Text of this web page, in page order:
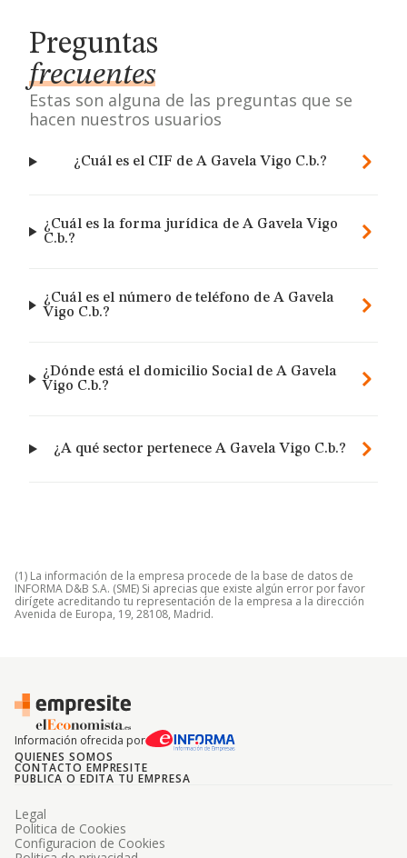
Preguntas
frecuentes
Estas son alguna de las preguntas que se
hacen nuestros usuarios
¿Cuál es el CIF de A Gavela Vigo C.b.?
¿Cuál es la forma jurídica de A Gavela Vigo
C.b.?
¿Cuál es el número de teléfono de A Gavela
Vigo C.b.?
¿Dónde está el domicilio Social de A Gavela
Vigo C.b.?
¿A qué sector pertenece A Gavela Vigo C.b.?
(1) La información de la empresa procede de la base de datos de
INFORMA D&B S.A. (SME) Si aprecias que existe algún error por favor
dirígete acreditando tu representación de la empresa a la dirección
Avenida de Europa, 19, 28108, Madrid.
Información ofrecida por
QUIENES SOMOS
CONTACTO EMPRESITE
PUBLICA O EDITA TU EMPRESA
Legal
Politica de Cookies
Configuracion de Cookies